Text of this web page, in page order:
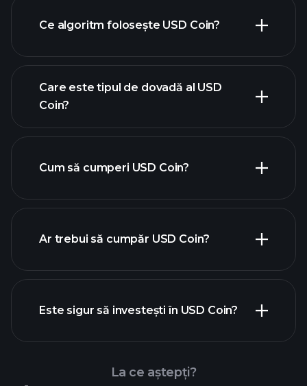
Ce algoritm folosește USD Coin?
Care este tipul de dovadă al USD
Coin?
Cum să cumperi USD Coin?
broker recomandat
Ar trebui să cumpăr USD Coin?
Tournaments
analizele zilnice ale
Este sigur să investești în USD Coin?
La ce aștepți?